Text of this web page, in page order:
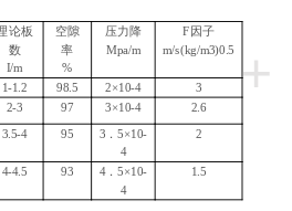
+
论板
数
I/m
空隙
率
%
压力降
Mpa/m
F因子
m/s(kg/m3)0.5
1-1.2 98.5 2×10-4 3
2-3 97 3×10-4 2.6
3.5-4 95 3．5×10-
4
2
4-4.5 93 4．5×10-
4
1.5